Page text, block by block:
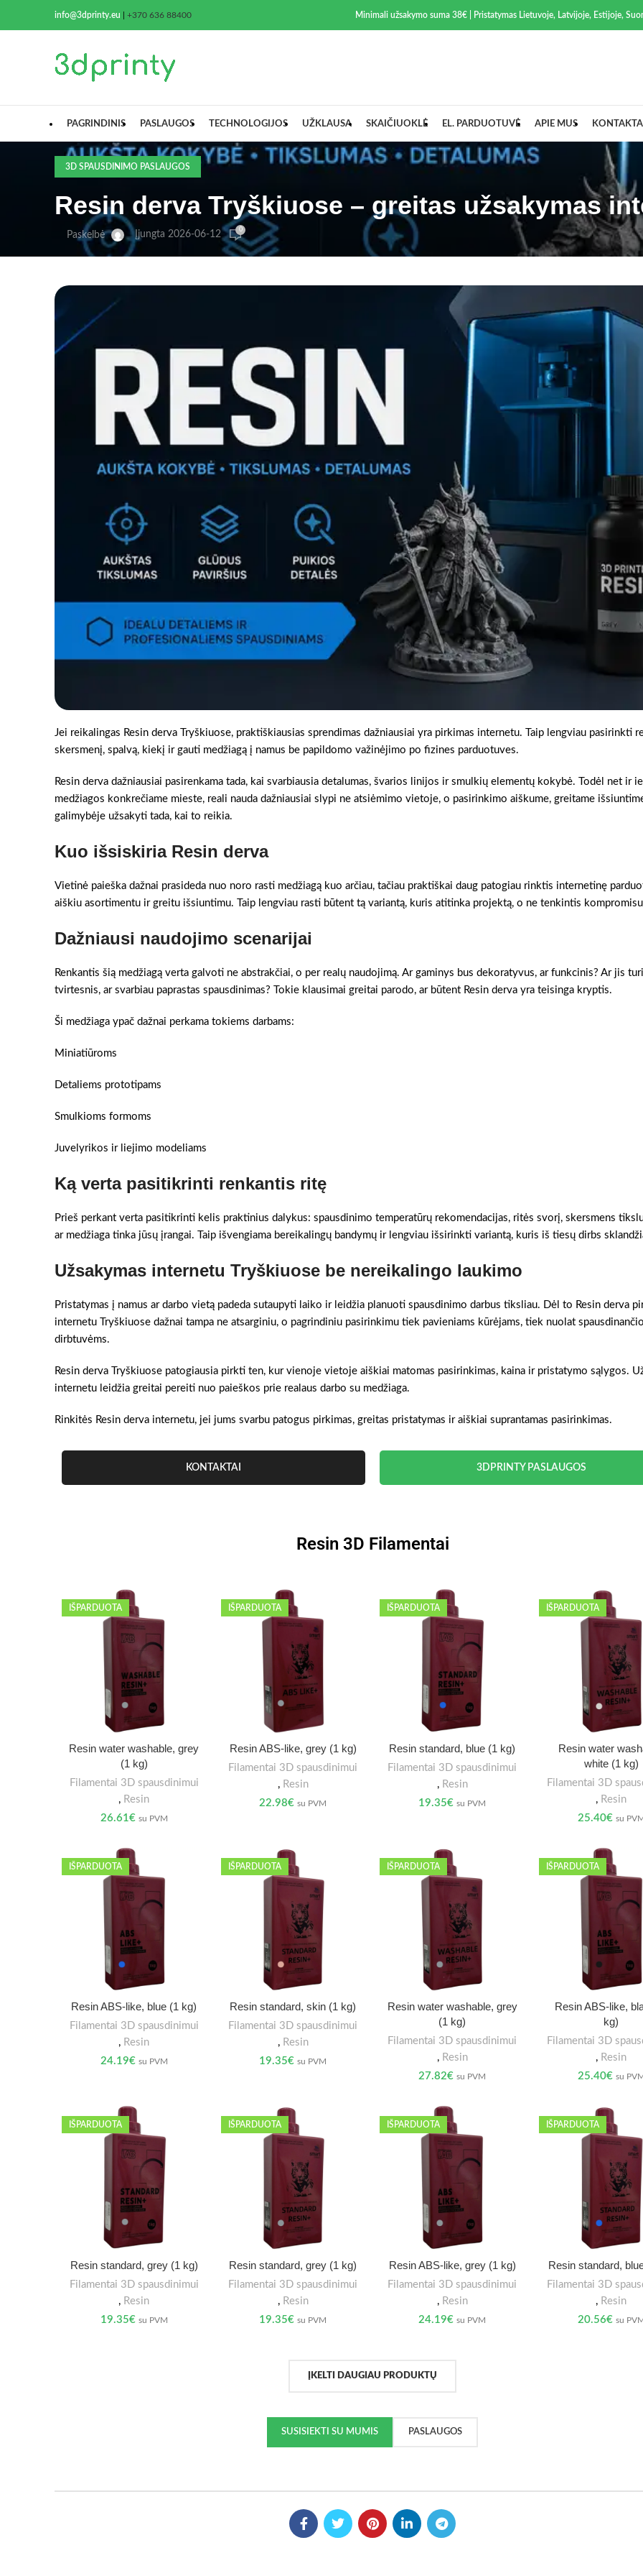
info@3dprinty.eu +370 636 88400 Minimali užsakymo suma 38€ | Pristatymas Lietuvoje, Latvijoje, Estijoje,
PAGRINDINIS PASLAUGOS TECHNOLOGIJOS UŽKLAUSA SKAIČIUOKLĖ EL. PARDUOTUVĖ APIE MUS KONTAKTAI
3D SPAUSDINIMO PASLAUGOS
Resin derva Tryškiuose – greitas užsakymas
Paskelbė Įjungta 2026-06-12 0
Jei reikalingas Resin derva Tryškiuose, praktiškiausias sprendimas dažniausiai yra pirkimas internetu. Taip lengviau pasirinkti
skersmenį, spalvą, kiekį ir gauti medžiagą į namus be papildomo važinėjimo po fizines parduotuves.
Resin derva dažniausiai pasirenkama tada, kai svarbiausia detalumas, švarios linijos ir smulkių elementų kokybė. Todėl net ir
medžiagos konkrečiame mieste, reali nauda dažniausiai slypi ne atsiėmimo vietoje, o pasirinkimo aiškume, greitame
galimybėje užsakyti tada, kai to reikia.
Kuo išsiskiria Resin derva
Vietinė paieška dažnai prasideda nuo noro rasti medžiagą kuo arčiau, tačiau praktiškai daug patogiau rinktis internetinę
aiškiu asortimentu ir greitu išsiuntimu. Taip lengviau rasti būtent tą variantą, kuris atitinka projektą, o ne tenkintis
Dažniausi naudojimo scenarijai
Renkantis šią medžiagą verta galvoti ne abstrakčiai, o per realų naudojimą. Ar gaminys bus dekoratyvus, ar funkcinis? Ar jis
tvirtesnis, ar svarbiau paprastas spausdinimas? Tokie klausimai greitai parodo, ar būtent Resin derva yra teisinga kryptis.
Ši medžiaga ypač dažnai perkama tokiems darbams:
Miniatiūroms
Detaliems prototipams
Smulkioms formoms
Juvelyrikos ir liejimo modeliams
Ką verta pasitikrinti renkantis ritę
Prieš perkant verta pasitikrinti kelis praktinius dalykus: spausdinimo temperatūrų rekomendacijas, ritės svorį, skersmens
ar medžiaga tinka jūsų įrangai. Taip išvengiama bereikalingų bandymų ir lengviau išsirinkti variantą, kuris iš tiesų dirbs
Užsakymas internetu Tryškiuose be nereikalingo laukimo
Pristatymas į namus ar darbo vietą padeda sutaupyti laiko ir leidžia planuoti spausdinimo darbus tiksliau. Dėl to Resin derva
internetu Tryškiuose dažnai tampa ne atsarginiu, o pagrindiniu pasirinkimu tiek pavieniams kūrėjams, tiek nuolat
dirbtuvėms.
Resin derva Tryškiuose patogiausia pirkti ten, kur vienoje vietoje aiškiai matomas pasirinkimas, kaina ir pristatymo sąlygos.
internetu leidžia greitai pereiti nuo paieškos prie realaus darbo su medžiaga.
Rinkitės Resin derva internetu, jei jums svarbu patogus pirkimas, greitas pristatymas ir aiškiai suprantamas pasirinkimas.
KONTAKTAI 3DPRINTY PASLAUGOS
Resin 3D Filamentai
IŠPARDUOTA
Resin water washable, grey
(1 kg)
Filamentai 3D spausdinimui
, Resin
26.61€ su PVM
IŠPARDUOTA
Resin ABS-like, grey (1 kg)
Filamentai 3D spausdinimui
, Resin
22.98€ su PVM
IŠPARDUOTA
Resin standard, blue (1 kg)
Filamentai 3D spausdinimui
, Resin
19.35€ su PVM
IŠPARDUOTA
Resin water
white (1 kg)
Filamentai 3D
, Resin
25.40€ su
IŠPARDUOTA
Resin ABS-like, blue (1 kg)
Filamentai 3D spausdinimui
, Resin
24.19€ su PVM
IŠPARDUOTA
Resin standard, skin (1 kg)
Filamentai 3D spausdinimui
, Resin
19.35€ su PVM
IŠPARDUOTA
Resin water washable, grey
(1 kg)
Filamentai 3D spausdinimui
, Resin
27.82€ su PVM
IŠPARDUOTA
Resin ABS-like,
kg)
Filamentai 3D
, Resin
25.40€ su PVM
IŠPARDUOTA
Resin standard, grey (1 kg)
Filamentai 3D spausdinimui
, Resin
19.35€ su PVM
IŠPARDUOTA
Resin standard, grey (1 kg)
Filamentai 3D spausdinimui
, Resin
19.35€ su PVM
IŠPARDUOTA
Resin ABS-like, grey (1 kg)
Filamentai 3D spausdinimui
, Resin
24.19€ su PVM
IŠPARDUOTA
Resin standard,
Filamentai 3D
, Resin
20.56€ su
ĮKELTI DAUGIAU PRODUKTŲ
SUSISIEKTI SU MUMIS PASLAUGOS